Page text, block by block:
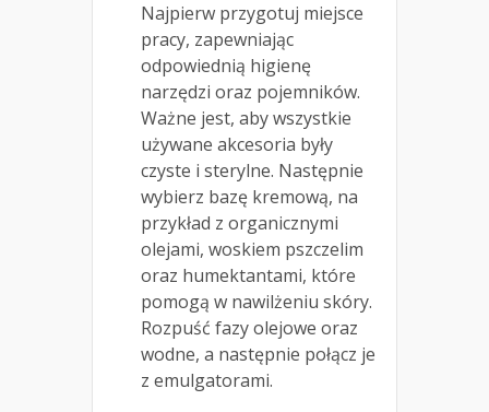
Najpierw przygotuj miejsce
pracy, zapewniając
odpowiednią higienę
narzędzi oraz pojemników.
Ważne jest, aby wszystkie
używane akcesoria były
czyste i sterylne. Następnie
wybierz bazę kremową, na
przykład z organicznymi
olejami, woskiem pszczelim
oraz humektantami, które
pomogą w nawilżeniu skóry.
Rozpuść fazy olejowe oraz
wodne, a następnie połącz je
z emulgatorami.